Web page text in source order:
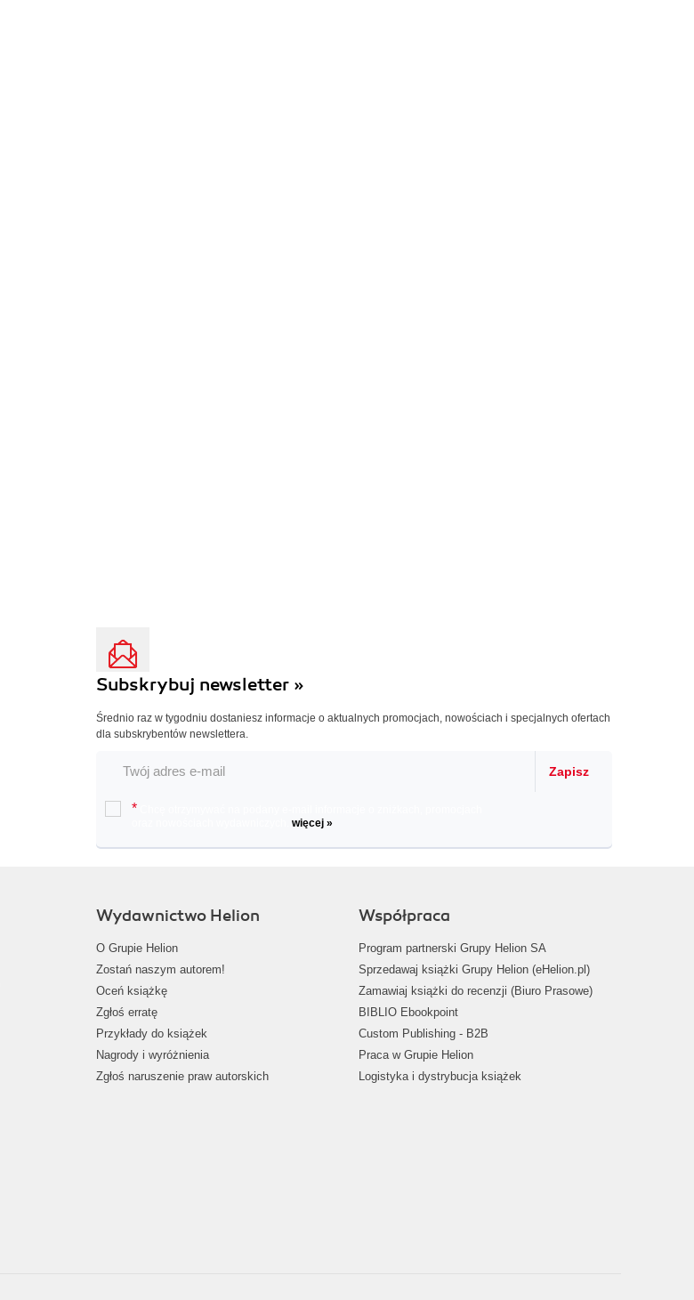
Subskrybuj newsletter »
Średnio raz w tygodniu dostaniesz informacje o aktualnych promocjach, nowościach i specjalnych ofertach
dla subskrybentów newslettera.
Zapisz
*
więcej »
Wydawnictwo Helion
O Grupie Helion
Zostań naszym autorem!
Oceń książkę
Zgłoś erratę
Przykłady do książek
Nagrody i wyróżnienia
Zgłoś naruszenie praw autorskich
Współpraca
Program partnerski Grupy Helion SA
Sprzedawaj książki Grupy Helion (eHelion.pl)
Zamawiaj książki do recenzji (Biuro Prasowe)
BIBLIO Ebookpoint
Custom Publishing - B2B
Praca w Grupie Helion
Logistyka i dystrybucja książek